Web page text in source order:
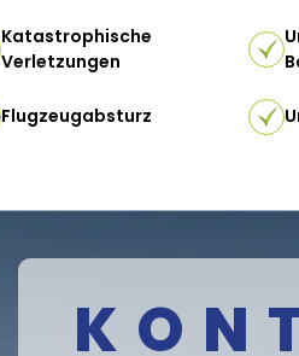
Katastrophische
Verletzungen
Flugzeugabsturz